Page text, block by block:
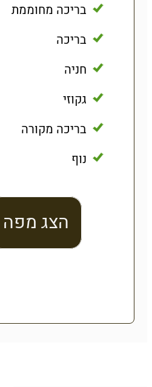
בריכה מחוממת
בריכה
חניה
גקוזי
בריכה מקורה
נוף
הצג מפה